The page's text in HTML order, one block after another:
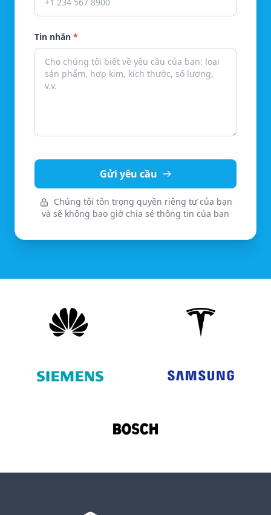
Tin nhắn *
Gửi yêu cầu
Chúng tôi tôn trọng quyền riêng tư của bạn
và sẽ không bao giờ chia sẻ thông tin của bạn